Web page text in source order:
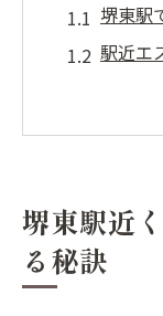
堺東駅
駅近エ
エス
エステマ
エステ
ト
堺東駅近
る秘訣